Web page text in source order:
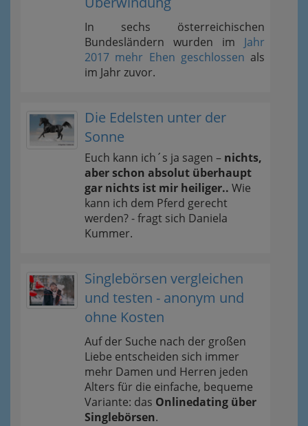
In sechs österreichischen
Bundesländern wurden im Jahr
2017 mehr Ehen geschlossen als
im Jahr zuvor.
Die Edelsten unter der
Sonne
Euch kann ich´s ja sagen – nichts,
aber schon absolut überhaupt
gar nichts ist mir heiliger.. Wie
kann ich dem Pferd gerecht
werden? - fragt sich Daniela
Kummer.
Singlebörsen vergleichen
und testen - anonym und
ohne Kosten
Auf der Suche nach der großen
Liebe entscheiden sich immer
mehr Damen und Herren jeden
Alters für die einfache, bequeme
Variante: das Onlinedating über
Singlebörsen.